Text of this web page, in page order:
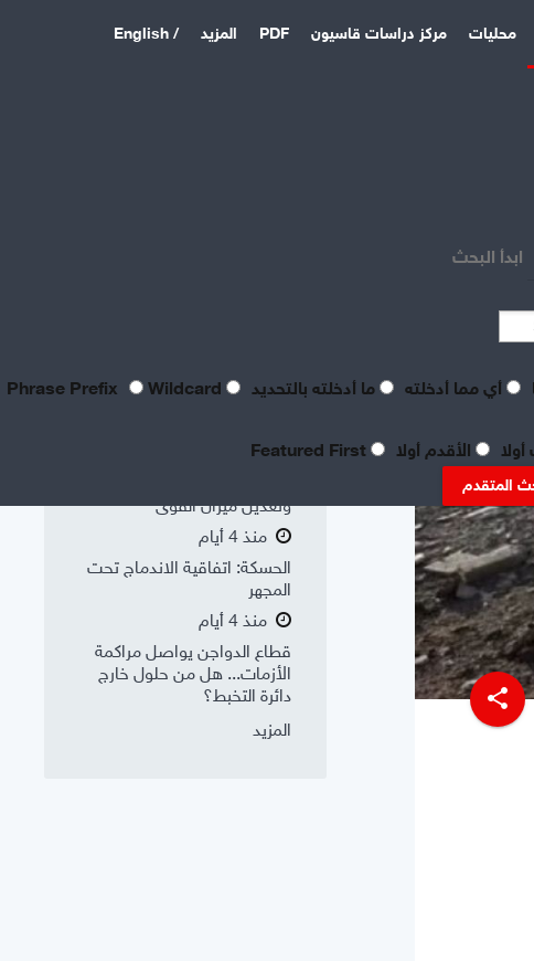
محليات مركز دراسات قاسيون PDF المزيد / English
ابدأ البحث
أي مما أدخلته ما أدخلته بالتحديد
Wildcard
الأقدم أولا
المتقدم
share
واقع الصناعة النسيجية
السورية: «عن جد نزعتا»
تنظيم العمال: ضرورة
وتعديل ميزان القوى
منذ 4 أيام
الحسكة: اتفاقية الاندماج تحت
المجهر
منذ 4 أيام
قطاع الدواجن يواصل مراكمة
الأزمات... هل من حلول خارج
دائرة التخبط؟
المزيد